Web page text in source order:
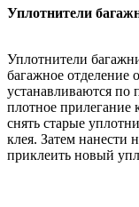
Уплотнители
Уплотнители
багажное
устанавливаются по
плотное прилегание
снять старые
клея. Затем нанести
приклеить новый